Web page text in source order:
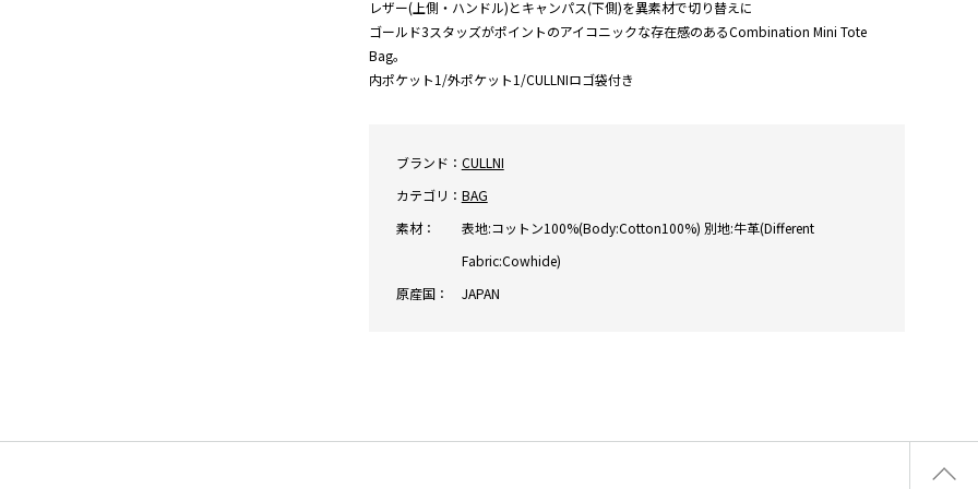
レザー(上側・ハンドル)とキャンパス(下側)を異素材で切り替えに
ゴールド3スタッズがポイントのアイコニックな存在感のあるCombination Mini Tote
Bag。
内ポケット1/外ポケット1/CULLNIロゴ袋付き
ブランド： CULLNI
カテゴリ： BAG
素材：
表地:コットン100%(Body:Cotton100%) 別地:牛革(Different
Fabric:Cowhide)
原産国：
JAPAN